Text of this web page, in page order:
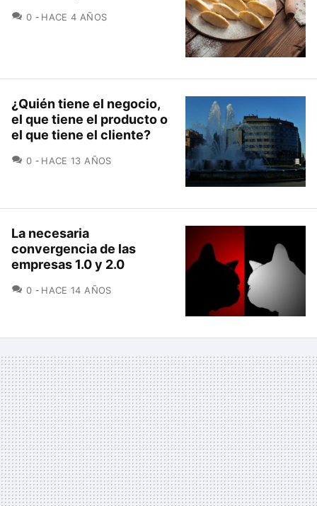
0 COMENTARIOS
HACE 4 AÑOS
¿Quién tiene el negocio,
el que tiene el producto o
el que tiene el cliente?
0 COMENTARIOS
HACE 13 AÑOS
La necesaria
convergencia de las
empresas 1.0 y 2.0
0 COMENTARIOS
HACE 14 AÑOS